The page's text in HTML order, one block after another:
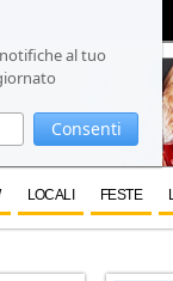
al tuo
Consenti
al tuo
Consenti
LOCALI FESTE